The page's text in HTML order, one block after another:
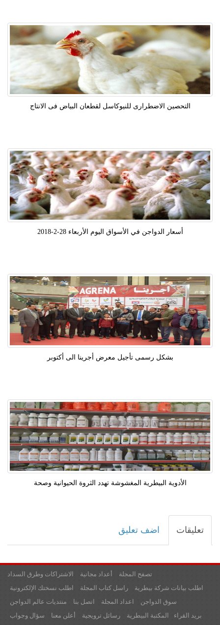
التحصين الاضطرارى للنيوكاسل لقطعان البياض فى الانتاج
أسعار الدواجن في الأسواق اليوم الأربعاء 28-2-2018
بشكل رسمى تأجيل معرض أجرينا الى أكتوبر
الأدوية البيطرية المغشوشة تهدد الثروة الحيوانية وصحة
تعليقات اضف تعليق
الاشتراكات وطرق السداد أعداد مجانية
تصفح المجلة
اطلب نسختك الإلكترونية
راسل كتاب المجلة
اطلب بيانات شركة بيطرية
منتديات عالم الدواجن
اتصل بنا اعداد المجلة
سوق الدواجن
سؤال وجواب
أعلن معنا رسائل ترويجية المكتبة البيطرية بريد القراء